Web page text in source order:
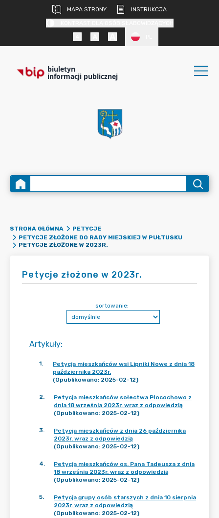
MAPA STRONY
INSTRUKCJA
biuletyn
informacji publicznej
STRONA GŁÓWNA
PETYCJE
PETYCJE ZŁOŻONE DO RADY MIEJSKIEJ W PUŁTUSKU
PETYCJE ZŁOŻONE W 2023R.
Petycje złożone w 2023r.
Artykuły:
sortowanie:
1.
Petycja mieszkańców wsi Lipniki Nowe z dnia 18
października 2023r.
(Opublikowano: 2025-02-12)
2.
Petycja mieszkańców sołectwa Płocochowo z
dnia 18 września 2023r. wraz z odpowiedzią
(Opublikowano: 2025-02-12)
3.
Petycja mieszkańców z dnia 26 października
2023r. wraz z odpowiedzią
(Opublikowano: 2025-02-12)
4.
Petycja mieszkańców os. Pana Tadeusza z dnia
18 września 2023r. wraz z odpowiedzią
(Opublikowano: 2025-02-12)
5.
Petycja grupy osób starszych z dnia 10 sierpnia
2023r. wraz z odpowiedzią
(Opublikowano: 2025-02-12)